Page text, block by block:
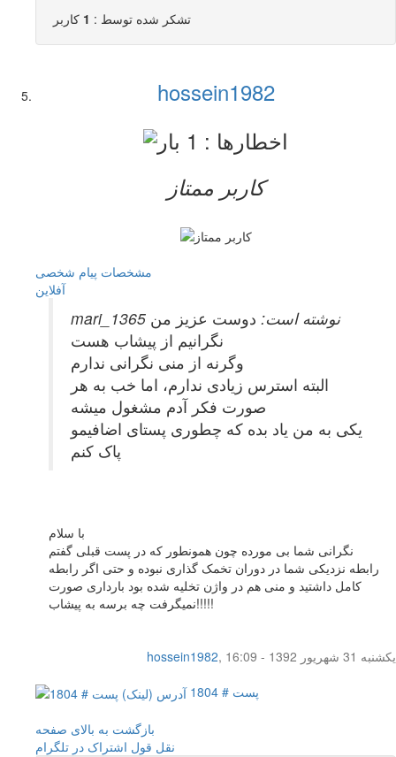
تشکر شده توسط : 1 کاربر
hossein1982
کاربر ممتاز
مشخصات پیام شخصی
آفلاين
mari_1365 نوشته است: دوست عزیز من
نگرانیم از پیشاب هست
وگرنه از منی نگرانی ندارم
البته استرس زیادی ندارم، اما خب به هر
صورت فکر آدم مشغول میشه
یکی به من یاد بده که چطوری پستای اضافیمو
پاک کنم
با سلام
نگرانی شما بی مورده چون همونطور که در پست قبلی گفتم
رابطه نزدیکی شما در دوران تخمک گذاری نبوده و حتی اگر رابطه
کامل داشتید و منی هم در واژن تخلیه شده بود بارداری صورت
نمیگرفت چه برسه به پیشاب!!!!!
hossein1982,
یکشنبه 31 شهریور 1392 - 16:09
پست # 1804
بازگشت به بالای صفحه
نقل قول اشتراک در تلگرام